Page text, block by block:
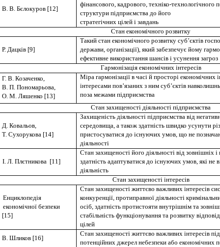
В. В. Бєлокуров [12]
фінансового, кадрового, техніко-технологічного
структури підприємства до його
стратегічних цілей i завдань
Стан економічного розвитку
Р. Дацків [9]
Такий стан економічного розвитку суб’єктів
держави, організації), який забезпечує йому
ефективне використання шансів i усунення загроз
Гармонізація економічних інтересів
Г. В. Козаченко,
В. П. Пономарьова,
О. М. Ляшенко [13]
Міра гармонізації в часі й просторі економічних
інтересами пов’язаних з ним суб’єктів
поза межами підприємства
Стан захищеності діяльності підприємства
Д. Ковальов,
Т. Сухорукова [14]
Захищеність діяльності підприємства від
середовища, а також здатність швидко усунути
пристосуватися до існуючих умов, що не
діяльності
І. Л. Плєтникова [11]
Стан захищеності його діяльності від зовнішніх
здатність адаптуватися до існуючих умов, які не
діяльність
Стан захищеності інтересів
Енциклопедія
економічної безпеки
[15]
Стан захищеності життєво важливих інтересів
конкуренції, протиправної діяльності
осіб, здатність протистояти внутрішнім та
стабільність функціонування та розвитку
цілей
В. Шликов [16]
Стан захищеності життєво важливих інтересів
потенційних джерел небезпеки або економічних